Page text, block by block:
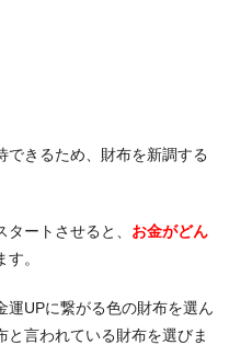
できるため、財布を新調する
ートさせると、 お金がどん
。
運UPに繋がる色の財布を選ん
と言われている財布を選びま